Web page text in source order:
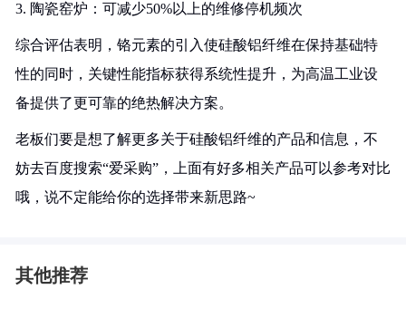
3. 陶瓷窑炉：可减少50%以上的维修停机频次
综合评估表明，铬元素的引入使硅酸铝纤维在保持基础特
性的同时，关键性能指标获得系统性提升，为高温工业设
备提供了更可靠的绝热解决方案。
老板们要是想了解更多关于硅酸铝纤维的产品和信息，不
妨去百度搜索“爱采购”，上面有好多相关产品可以参考对比
哦，说不定能给你的选择带来新思路~
其他推荐